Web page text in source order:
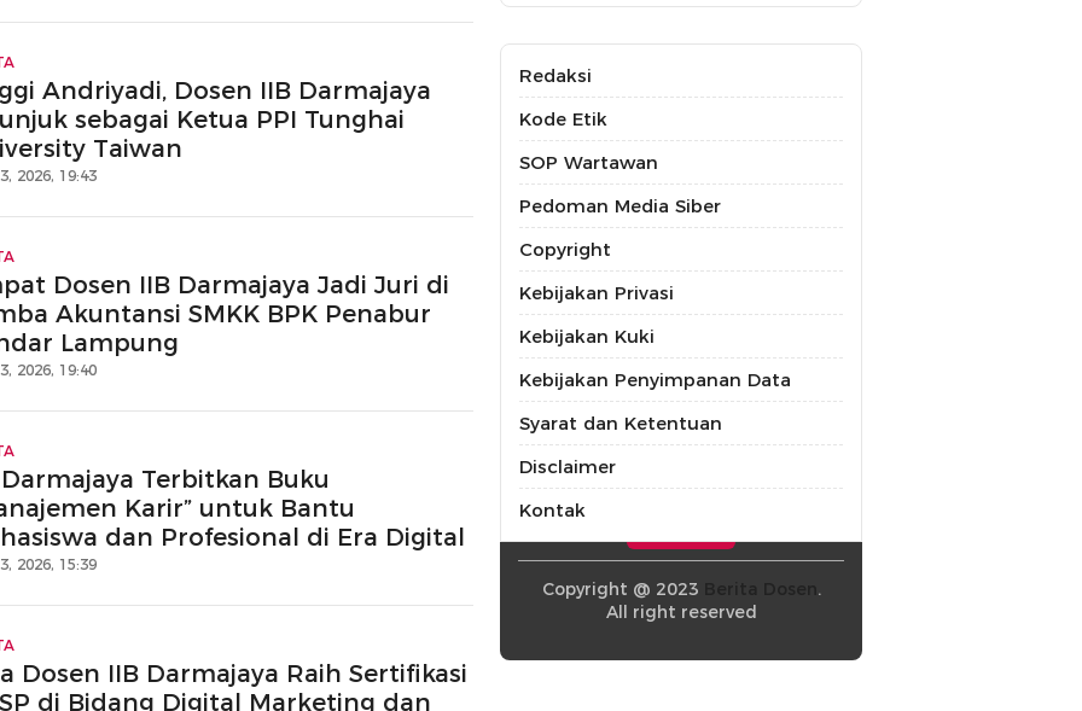
Andriyadi, Dosen IIB Darmajaya
sebagai Ketua PPI Tunghai
Taiwan
2026, 19:43
Dosen IIB Darmajaya Jadi Juri di
Akuntansi SMKK BPK Penabur
Lampung
2026, 19:40
Darmajaya Terbitkan Buku
Karir” untuk Bantu
dan Profesional di Era Digital
2026, 15:39
Dosen IIB Darmajaya Raih Sertifikasi
di Bidang Digital Marketing dan
Berbagai Mata Kuliah
Redaksi
Kode Etik
SOP Wartawan
Pedoman Media Siber
Copyright
Kebijakan Privasi
Kebijakan Kuki
Kebijakan Penyimpanan Data
Syarat dan Ketentuan
Disclaimer
Kontak
Copyright @ 2023
.
All right reserved